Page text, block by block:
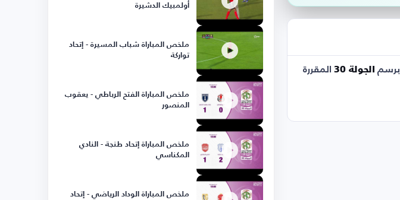
برسم الجولة 30
المقررة
أولمبيك الدشيرة
ملخص المباراة شباب المسيرة - إتحاد
تواركة
ملخص المباراة الفتح الرباطي - يعقوب
المنصور
ملخص المباراة إتحاد طنجة - النادي
المكناسي
ملخص المباراة الوداد الرياضي - إتحاد